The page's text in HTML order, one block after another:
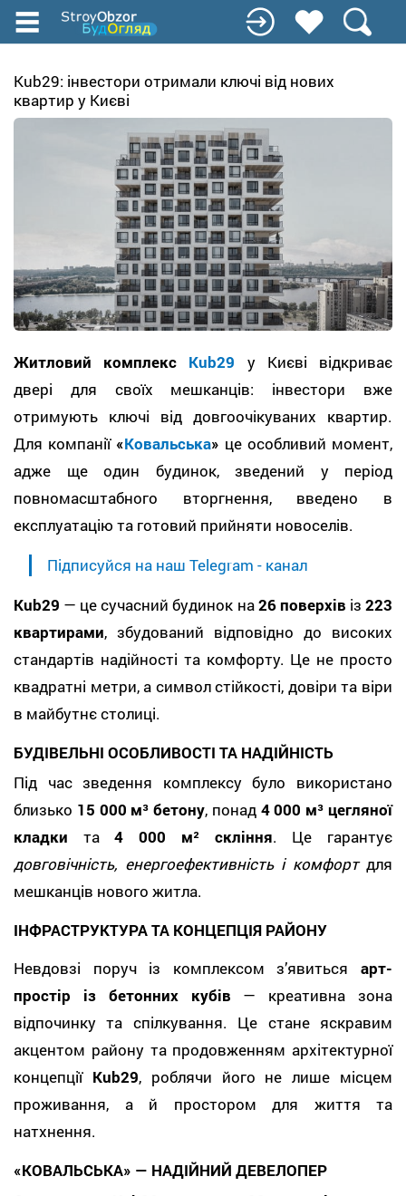
Перейти
содержанию
Kub29: інвестори отримали ключі від нових
квартир у Києві
Житловий комплекс Kub29 у Києві відкриває
двері для своїх мешканців: інвестори вже
отримують ключі від довгоочікуваних квартир.
Для компанії «Ковальська» це особливий момент,
адже ще один будинок, зведений у період
повномасштабного вторгнення, введено в
експлуатацію та готовий прийняти новоселів.
Підписуйся на наш Telegram - канал
Kub29 — це сучасний будинок на26 поверхів із223
квартирами, збудований відповідно до високих
стандартів надійності та комфорту. Це не просто
квадратні метри, а символ стійкості, довіри та віри
в майбутнє столиці.
БУДІВЕЛЬНІ ОСОБЛИВОСТІ ТА НАДІЙНІСТЬ
Під час зведення комплексу було використано
близько 15 000 м³ бетону, понад 4 000 м³ цегляної
кладки та4 000 м² скління. Це гарантує
довговічність, енергоефективність і комфортдля
мешканців нового житла.
ІНФРАСТРУКТУРА ТА КОНЦЕПЦІЯ РАЙОНУ
Невдовзі поруч із комплексом з’явиться арт-
простір із бетонних кубів — креативна зона
відпочинку та спілкування. Це стане яскравим
акцентом району та продовженням архітектурної
концепції Kub29, роблячи його не лише місцем
проживання, а й простором для життя та
натхнення.
«КОВАЛЬСЬКА» — НАДІЙНИЙ ДЕВЕЛОПЕР